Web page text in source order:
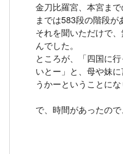
金刀比羅宮、本宮ま
までは583段の階段が
それを聞いただけで
んでした。
ところが、「四国に
いとー」と、母や妹
うかーということにな
で、時間があったので